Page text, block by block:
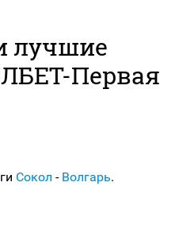
лучшие
Первая
Сокол - Волгарь.